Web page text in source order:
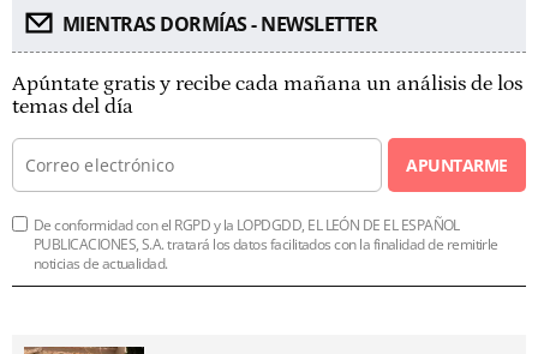
MIENTRAS DORMÍAS - NEWSLETTER
Apúntate gratis y recibe cada mañana un análisis de los
temas del día
APUNTARME
De conformidad con el RGPD y la LOPDGDD, EL LEÓN DE EL ESPAÑOL
PUBLICACIONES, S.A. tratará los datos facilitados con la finalidad de remitirle
noticias de actualidad.